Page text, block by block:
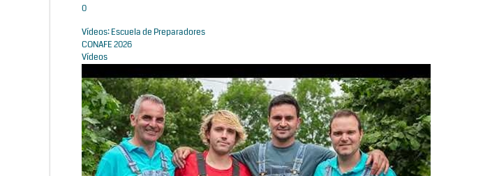
0
Vídeos: Escuela de Preparadores
CONAFE 2026
Vídeos